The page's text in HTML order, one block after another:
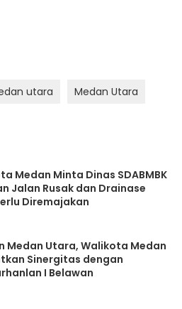
utara Medan Utara
Medan Minta Dinas SDABMBK
Jalan Rusak dan Drainase
Diremajakan
Medan Utara, Walikota Medan
Sinergitas dengan
I Belawan